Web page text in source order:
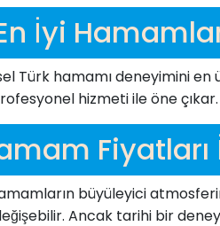
İyi
Türk hamamı deneyimini
hizmeti ile öne
büyüleyici
Ancak tarihi bir